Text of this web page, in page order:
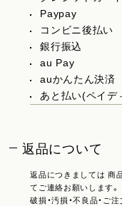
Paypay
コンビニ後払い
銀行振込
au Pay
auかんたん決済
あと払い(ペイデ
返品について
返品につきましては 商
てご連絡お願いします。
破損・汚損・不良品・ご